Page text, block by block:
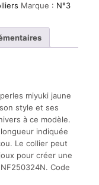
Marque : N°3
miyuki jaune
style et ses
à ce modèle.
indiquée
Le collier peut
pour créer une
Code